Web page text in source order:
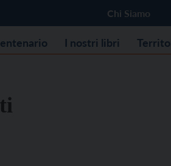
Chi Siamo
I nostri libri